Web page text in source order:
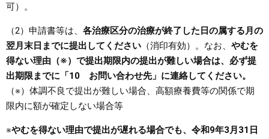
可）。
（2）申請書等は、 各治療区分の治療が終了した日の属する月の
翌月末日までに提出してください （消印有効）。なお、 やむを
得ない理由（※）で提出期限内の提出が難しい場合は、必ず提
出期限までに「10 お問い合わせ先」に連絡してください。
（※）体調不良で提出が難しい場合、高額療養費等の関係で期
限内に額が確定しない場合等
※やむを得ない理由で提出が遅れる場合でも、令和9年3月31日